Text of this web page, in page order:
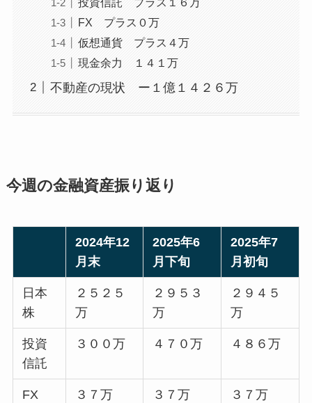
FX プラス０万
仮想通貨 プラス４万
現金余力 １４１万
不動産の現状 ー１億１４２６万
今週の金融資産振り返り
2024年12
月末
2025年6
月下旬
2025年7
月初旬
日本
株
２５２５
万
２９５３
万
２９４５
万
投資
信託
３００万 ４７０万 ４８６万
FX ３７万 ３７万 ３７万